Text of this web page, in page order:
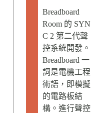
Breadboard
Room 的 SYN
C 2 第二代聲
控系統開發。
Breadboard 一
詞是電機工程
術語，即模擬
的電路板結
構。進行聲控